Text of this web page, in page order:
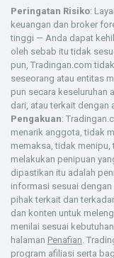
Peringatan Risiko:
keuangan dan broker
tinggi — Anda dapat
oleh sebab itu tidak
pun, Tradingan.com
seseorang atau entitas
pun secara keseluruhan
dari, atau terkait dengan
Pengakuan:
menarik anggota, tidak
memaksa, tidak menipu,
melakukan penipuan
dipastikan itu adalah
informasi sesuai
pihak terkait dan
dan konten untuk
menilai sesuai
halaman Penafian .
program afiliasi serta